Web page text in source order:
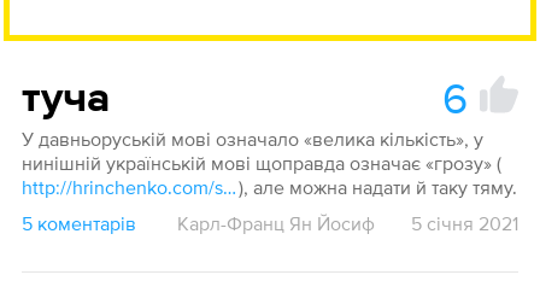
туча 6
У давньоруській мові означало «велика кількість», у
нинішній українській мові щоправда означає «грозу» (
http://hrinchenko.com/slovar/znachenie-slova/59829-tucha.html#show_point), але можна надати й таку тяму.
5 коментарів
Карл-Франц Ян Йосиф 5 січня 2021